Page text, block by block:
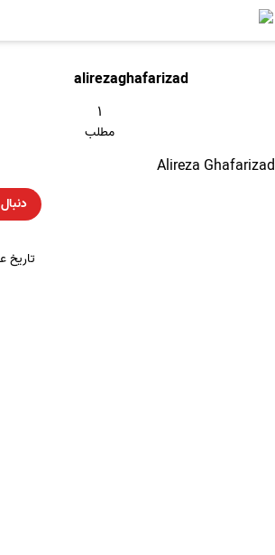
alirezaghafarizad
۱
مطلب
Alireza Ghafarizad